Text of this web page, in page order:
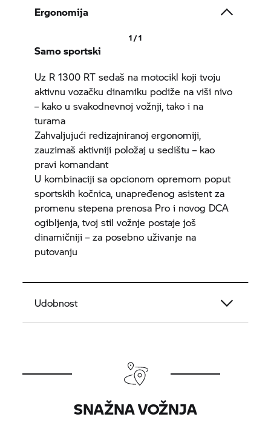
Ergonomija
1 / 1
Samo sportski
Uz R 1300 RT sedaš na motocikl koji tvoju
aktivnu vozačku dinamiku podiže na viši nivo
– kako u svakodnevnoj vožnji, tako i na
turama
Zahvaljujući redizajniranoj ergonomiji,
zauzimaš aktivniji položaj u sedištu – kao
pravi komandant
U kombinaciji sa opcionom opremom poput
sportskih kočnica, unapređenog asistent za
promenu stepena prenosa Pro i novog DCA
ogibljenja, tvoj stil vožnje postaje još
dinamičniji – za posebno uživanje na
putovanju
Udobnost
SNAŽNA VOŽNJA